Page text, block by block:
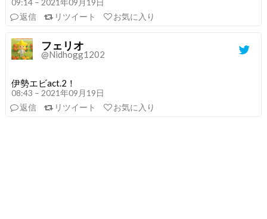
返信
リツイート お気に入り
フェリオ
@Nidhogg1202
伊勢エビact.2！
08:43 – 2021年09月19日
返信
リツイート お気に入り